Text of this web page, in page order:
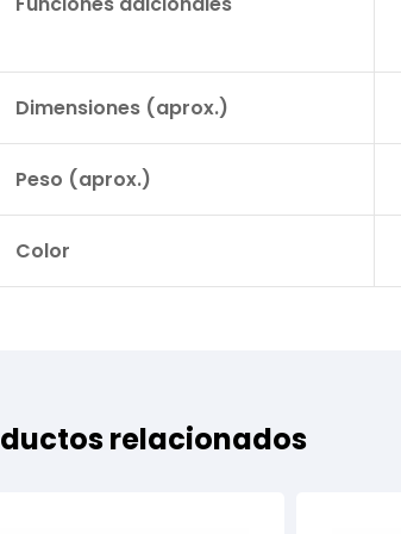
Dimensiones (aprox.)
Peso (aprox.)
Color
relacionados